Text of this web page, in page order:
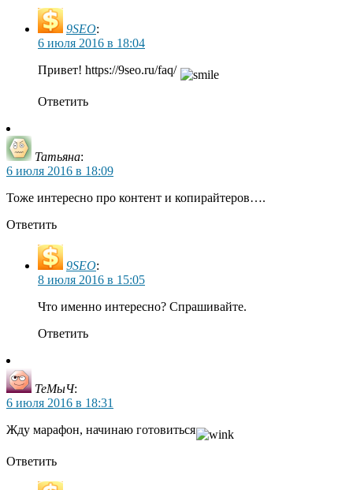
9SEO:
6 июля 2016 в 18:04
Привет! https://9seo.ru/faq/
Ответить
Татьяна:
6 июля 2016 в 18:09
Тоже интересно про контент и копирайтеров….
Ответить
9SEO:
8 июля 2016 в 15:05
Что именно интересно? Спрашивайте.
Ответить
ТеМыЧ:
6 июля 2016 в 18:31
Жду марафон, начинаю готовиться
Ответить